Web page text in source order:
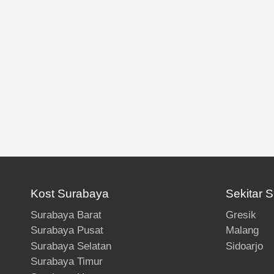
Kost Surabaya
Surabaya Barat
Surabaya Pusat
Surabaya Selatan
Surabaya Timur
Sekitar
Gresik
Malang
Sidoarjo